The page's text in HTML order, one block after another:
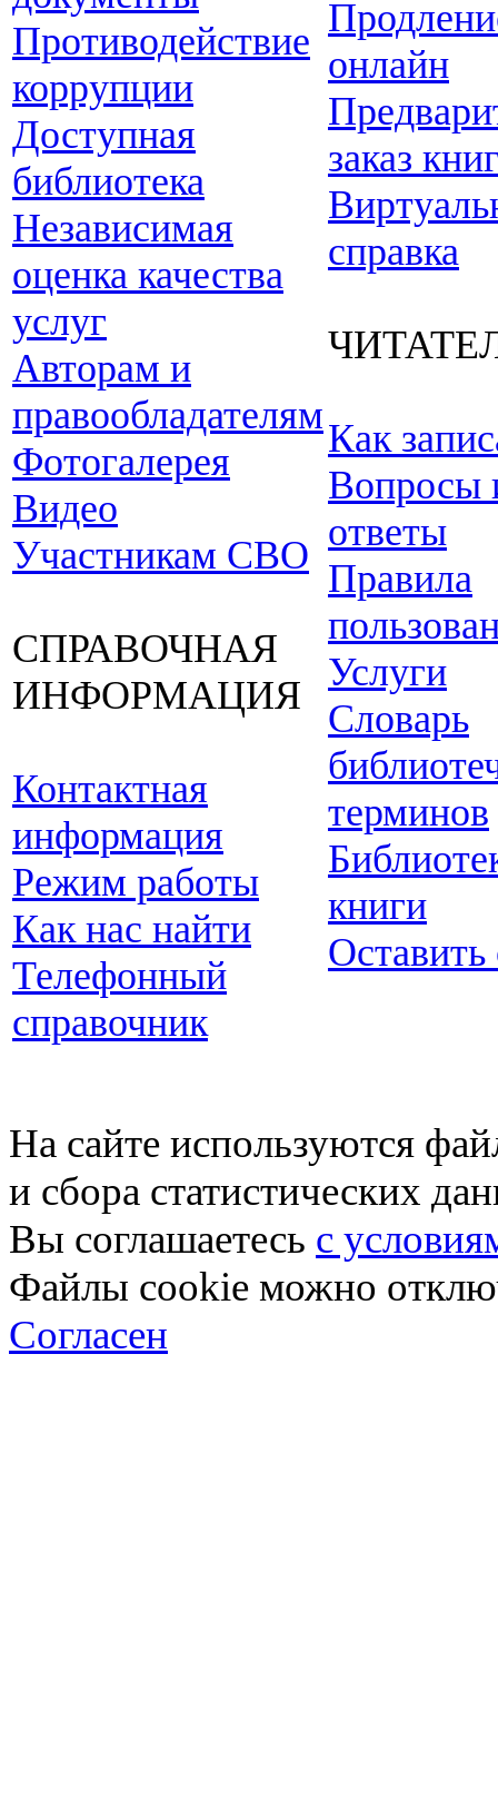
Противодействие
коррупции
Доступная
библиотека
Независимая
оценка качества
услуг
Авторам и
правообладателям
Фотогалерея
Видео
Участникам СВО
СПРАВОЧНАЯ
ИНФОРМАЦИЯ
Контактная
информация
Режим работы
Как нас найти
Телефонный
справочник
онлайн
заказ
справка
Как
Вопросы
ответы
Правила
Услуги
Словарь
терминов
книги
Оставить
На сайте используются
и сбора статистических
Вы соглашаетесь с
Файлы cookie можно
Согласен